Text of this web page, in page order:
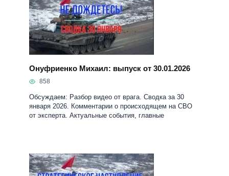
Онуфриенко Михаил: выпуск от 30.01.2026
858
Обсуждаем: Разбор видео от врага. Сводка за 30
января 2026. Комментарии о происходящем на СВО
от эксперта. Актуальные события, главные